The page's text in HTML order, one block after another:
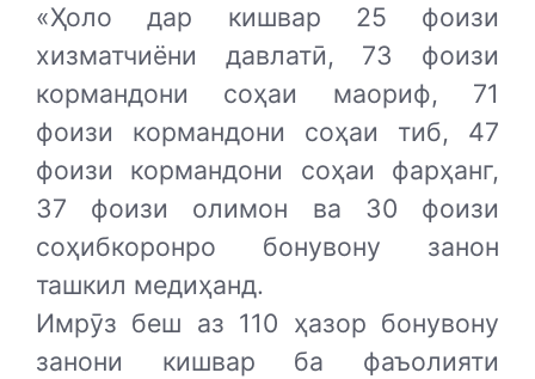
«Ҳоло дар кишвар 25 фоизи
хизматчиёни давлатӣ, 73 фоизи
кормандони соҳаи маориф, 71
фоизи кормандони соҳаи тиб, 47
фоизи кормандони соҳаи фарҳанг,
37 фоизи олимон ва 30 фоизи
соҳибкоронро бонувону занон
ташкил медиҳанд.
Имрӯз беш аз 110 ҳазор бонувону
занони кишвар ба фаъолияти